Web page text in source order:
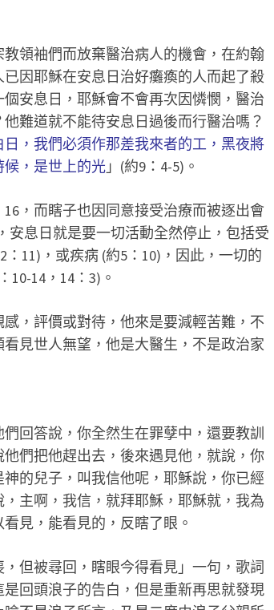
領袖們而放棄醫治病人的機會，在約翰
因耶穌在安息日治好癱瘓的人而起了殺
安息日，耶穌會不會再次因憐憫，醫治
難道就不能待安息日過後而行醫治嗎？
日，我們必須作那差我來者的工，黑夜將
，是世上的光 」(約9：4-5)。
，而瞎子也因同意接受治療而被逐出會
安息日就是要一切活動全然停止，包括受
：11)，或疾病 (約5：10)，因此，一切的
10-14，14：3)。
，評價或對待，他來是要減輕苦難，不
見世人無望，他是大醫生，不是政治家
回答說，你全然生在罪孽中，還要教訓
們把他趕出去，後來遇見他，就說，你
的兒子，叫我信他呢，耶穌說，你已經
主啊，我信，就拜耶穌，耶穌就，我為
見，能看見的，反瞎了眼。
但被尋回，瞎眼今得看見」一句，歌詞
回頭浪子的告白，但是重新再思就發現